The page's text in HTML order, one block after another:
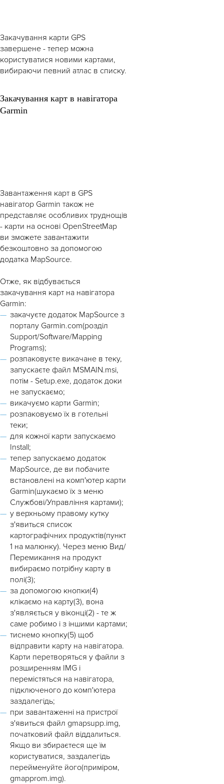
Закачування карти GPS
завершене - тепер можна
користуватися новими картами,
вибираючи певний атлас в списку.
Закачування карт в навігатора
Garmin
Завантаження карт в GPS
навігатор Garmin також не
представляє особливих труднощів
- карти на основі OpenStreetMap
ви зможете завантажити
безкоштовно за допомогою
додатка MapSource.
Отже, як відбувається
закачування карт на навігатора
Garmin:
закачуєте додаток MapSource з
порталу Garmin.com(розділ
Support/Software/Mapping
Programs);
розпаковуєте викачане в теку,
запускаєте файл MSMAIN.msi,
потім - Setup.exe, додаток доки
не запускаємо;
викачуємо карти Garmin;
розпаковуємо їх в готельні
теки;
для кожної карти запускаємо
Install;
тепер запускаємо додаток
MapSource, де ви побачите
встановлені на комп'ютер карти
Garmin(шукаємо їх з меню
Службові/Управління картами);
у верхньому правому кутку
з'явиться список
картографічних продуктів(пункт
1 на малюнку). Через меню Вид/
Перемикання на продукт
вибираємо потрібну карту в
полі(3);
за допомогою кнопки(4)
клікаємо на карту(3), вона
з'являється у віконці(2) - те ж
саме робимо і з іншими картами;
тиснемо кнопку(5) щоб
відправити карту на навігатора.
Карти перетворяться у файли з
розширенням IMG і
перемістяться на навігатора,
підключеного до комп'ютера
заздалегідь;
при завантаженні на пристрої
з'явиться файл gmapsupp.img,
початковий файл віддалиться.
Якщо ви збираєтеся ще їм
користуватися, заздалегідь
перейменуйте його(приміром,
gmapprom.img).